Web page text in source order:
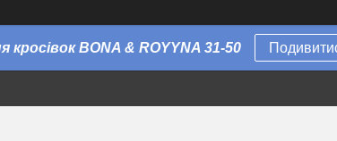
BONA & ROYYNA 31-50